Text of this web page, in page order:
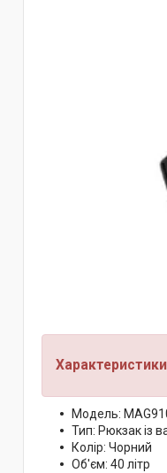
Модель:
Тип: Рюкзак із
Колір: Чорний
Об'єм: 40 літр